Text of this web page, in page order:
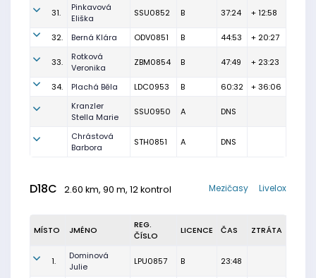
31.
Pinkavová
Eliška
SSU0852 B 37:24 + 12:58
32. Berná Klára ODV0851 B 44:53 + 20:27
33.
Rotková
Veronika
ZBM0854 B 47:49 + 23:23
34. Plachá Běla LDC0953 B 60:32
+ 36:06
Kranzler
Stella Marie
SSU0950 A DNS
Chrástová
Barbora
STH0851 A DNS
D18C 2.60 km, 90 m, 12 kontrol Livelox
Mezičasy
MÍSTO JMÉNO
REG.
ČÍSLO
LICENCE ČAS ZTRÁTA
1.
Dominová
Julie
LPU0857 B 23:48